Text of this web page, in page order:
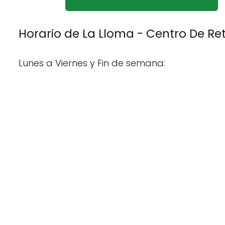
Horario de La Lloma - Centro De
Lunes a Viernes y Fin de semana: